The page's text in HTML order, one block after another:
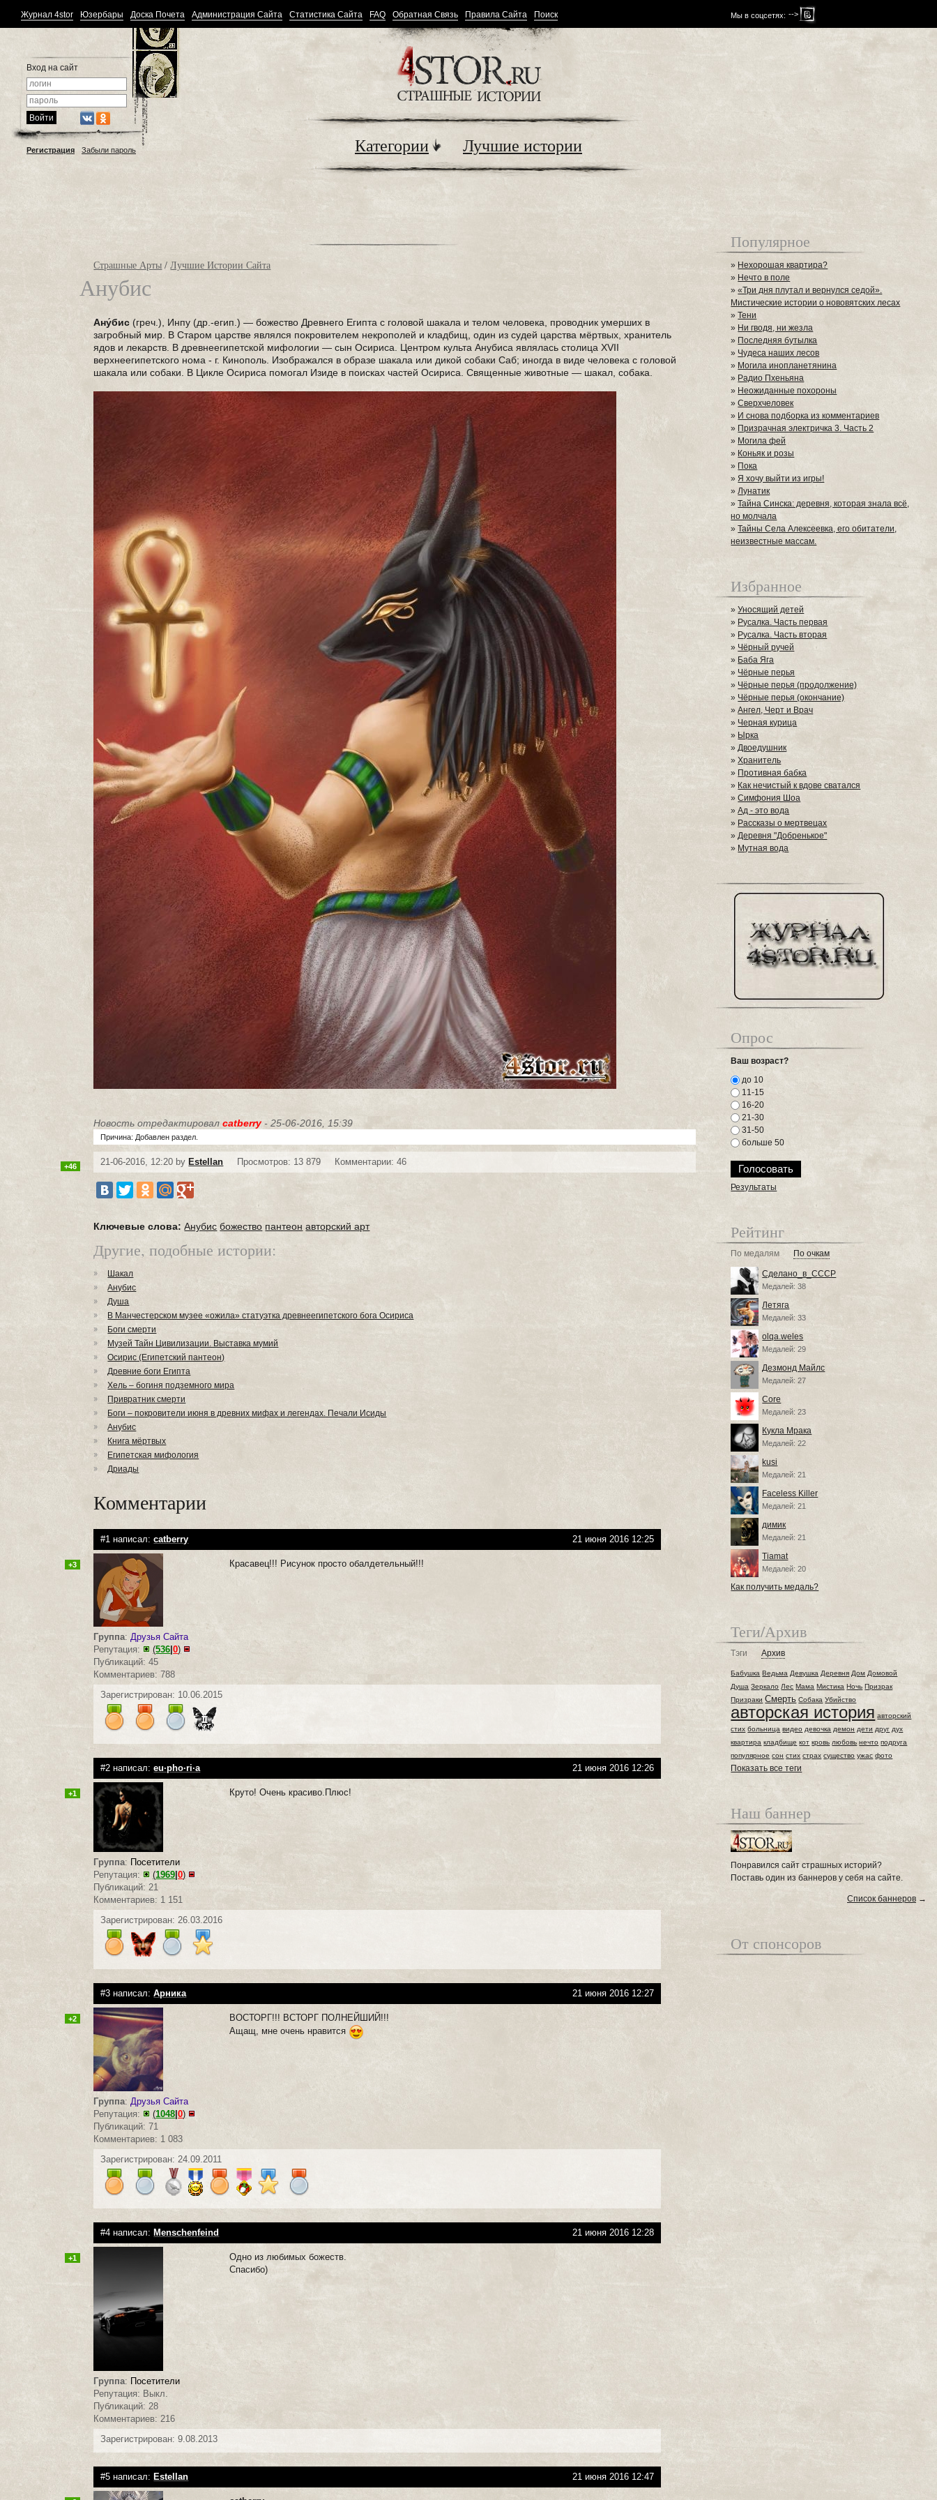
Мы в соцсетях: -->
Журнал 4stor Юзербары Доска Почета Администрация Сайта Статистика Сайта FAQ Обратная Связь Правила Сайта Поиск
Вход на сайт
Регистрация Забыли пароль Категории Лучшие истории
Страшные Арты /Лучшие Истории Сайта
Анубис
Ану́бис (греч.), Инпу (др.-егип.) — божество Древнего Египта с головой шакала и телом человека, проводник умерших в
загробный мир. В Старом царстве являлся покровителем некрополей и кладбищ, один из судей царства мёртвых, хранитель
ядов и лекарств. В древнеегипетской мифологии — сын Осириса. Центром культа Анубиса являлась столица XVII
верхнеегипетского нома - г. Кинополь. Изображался в образе шакала или дикой собаки Саб; иногда в виде человека с головой
шакала или собаки. В Цикле Осириса помогал Изиде в поисках частей Осириса. Священные животные — шакал, собака.
Новость отредактировалcatberry- 25-06-2016, 15:39
Причина: Добавлен раздел.
21-06-2016, 12:20 by Estellan Просмотров: 13 879 Комментарии: 46
+46
Ключевые слова: Анубис божество пантеон авторский арт
Другие, подобные истории:
Шакал
Анубис
Душа
В Манчестерском музее «ожила» статуэтка древнеегипетского бога Осириса
Боги смерти
Музей Тайн Цивилизации. Выставка мумий
Осирис (Египетский пантеон)
Древние боги Египта
Хель – богиня подземного мира
Привратник смерти
Боги – покровители июня в древних мифах и легендах. Печали Исиды
Анубис
Книга мёртвых
Египетская мифология
Дриады
Комментарии
#1 написал:catberry 21 июня 2016 12:25
+3
Группа: Друзья Сайта
Репутация:
(536|0)
Публикаций: 45
Комментариев: 788
Красавец!!! Рисунок просто обалдетельный!!!
Зарегистрирован: 10.06.2015
#2 написал:eu·pho·ri·a 21 июня 2016 12:26
+1
Группа: Посетители
Репутация:
(1969|0)
Публикаций: 21
Комментариев: 1 151
Круто! Очень красиво.Плюс!
Зарегистрирован: 26.03.2016
#3 написал:Арника 21 июня 2016 12:27
+2
Группа: Друзья Сайта
Репутация:
(1048|0)
Публикаций: 71
Комментариев: 1 083
ВОСТОРГ!!! ВСТОРГ ПОЛНЕЙШИЙ!!!
Ащащ, мне очень нравится
Зарегистрирован: 24.09.2011
#4 написал:Menschenfeind 21 июня 2016 12:28
+1
Группа: Посетители
Репутация: Выкл.
Публикаций: 28
Комментариев: 216
Одно из любимых божеств.
Спасибо)
Зарегистрирован: 9.08.2013
#5 написал: Estellan 21 июня 2016 12:47
Популярное
» Нехорошая квартира?
» Нечто в поле
»«Три дня плутал и вернулся седой».
Мистические истории о нововятских лесах
»Тени
» Ни гводя, ни жезла
» Последняя бутылка
» Чудеса наших лесов
» Могила инопланетянина
» Радио Пхеньяна
» Неожиданные похороны
»Сверхчеловек
» И снова подборка из комментариев
» Призрачная электричка 3. Часть 2
» Могила фей
» Коньяк и розы
» Пока
»Я хочу выйти из игры!
»Лунатик
»Тайна Синска: деревня, которая знала всё,
но молчала
»Тайны Села Алексеевка, его обитатели,
неизвестные массам.
Избранное
»Уносящий детей
» Русалка. Часть первая
» Русалка. Часть вторая
» Чёрный ручей
» Баба Яга
»Чёрные перья
» Чёрные перья (продолжение)
» Чёрные перья (окончание)
»Ангел, Черт и Врач
» Черная курица
» Ырка
»Двоедушник
»Хранитель
» Противная бабка
» Как нечистый к вдове сватался
»Симфония Шоа
»Ад - это вода
» Рассказы о мертвецах
»Деревня "Добренькое"
» Мутная вода
Опрос
Ваш возраст?
до 10
11-15
16-20
21-30
31-50
больше 50
Результаты
Рейтинг
По медалям По очкам
Сделано_в_СССР
Медалей: 38
Летяга
Медалей: 33
olqa.weles
Медалей: 29
Дезмонд Майлс
Медалей: 27
Core
Медалей: 23
Кукла Мрака
Медалей: 22
kusi
Медалей: 21
Faceless Killer
Медалей: 21
димик
Медалей: 21
Tiamat
Медалей: 20
Как получить медаль?
Теги/Архив
Тэги Архив
Бабушка Ведьма Девушка Деревня Дом Домовой
Душа Зеркало Лес Мама Мистика Ночь Призрак
Призраки Смерть Собака Убийство
авторская история авторский
стих больница видео девочка демон дети друг дух
квартира кладбище кот кровь любовь нечто подруга
популярное сон стих страх существо ужас фото
Показать все теги
Наш баннер
Понравился сайт страшных историй?
Поставь один из баннеров у себя на сайте.
Список баннеров →
От спонсоров